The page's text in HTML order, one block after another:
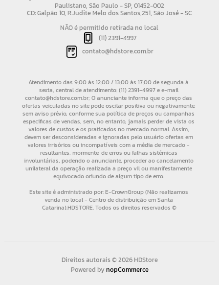
Paulistano, São Paulo - SP, 01452-002
CD: Galpão 10, R.Judite Melo dos Santos,251, São José - SC
NÃO é permitido retirada no local
(11) 2391-4997
contato@hdstore.com.br
Direitos autorais © 2026 HDStore
Powered bynopCommerce